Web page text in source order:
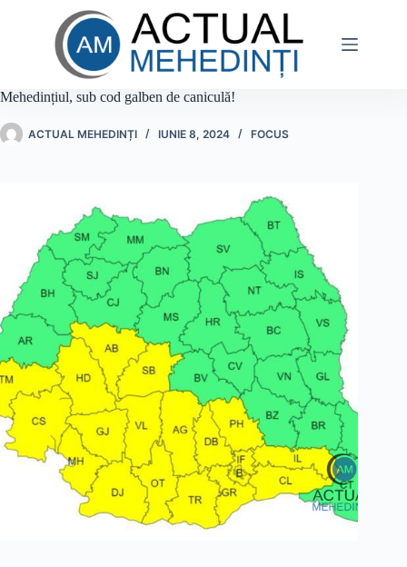
Mehedințiul, sub cod galben de caniculă!
ACTUAL MEHEDINȚI IUNIE 8, 2024 FOCUS